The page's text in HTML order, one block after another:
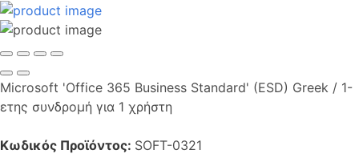
Microsoft 'Office 365 Business Standard' (ESD) Greek / 1-
ετης συνδρομή για 1 χρήστη
Κωδικός Προϊόντος: SOFT-0321